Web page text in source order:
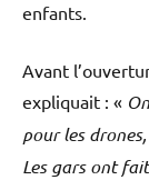
enfants.
Avant
expliquait : «
pour les
Les gars ont